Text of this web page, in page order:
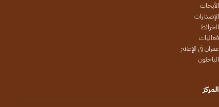
الأبحاث
الإصدارات
الخرائط
فعاليات
عمران في الإعلام
الباحثون
المركز